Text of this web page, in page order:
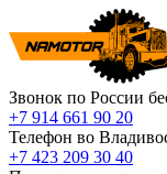
Звонок по России
+7 914 661 90 20
Телефон во
+7 423 209 30 40